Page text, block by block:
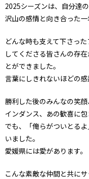
2025シーズンは、自分達
沢山の感情と向き合った一
どんな時も支えて下さっ
してくださる皆さんの存
とができました。
言葉にしきれないほどの感
勝利した後のみんなの笑
インダンス、あの歓喜に
でも、「俺らがついとる
いました。
愛媛県には愛があります。
こんな素敵な仲間と共に